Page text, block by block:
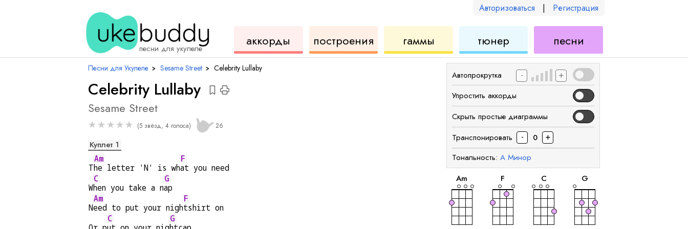
Авторизоваться | Регистрация
песни для укулеле
аккорды
для
укулеле
инструмент
для
построения
аккордов
гаммы
для
тюнер песни
для
Песни для Укулеле › Sesame Street › Celebrity Lullaby
Celebrity Lullaby
Sesame Street
★★★★★ (5 звёзд, 4 голоса) 26
Куплет 1
T
Am
he letter 'N' is wh
F
at you need
W
C
hen you take a n
G
ap
N
Am
eed to put your nigh
F
tshirt on
C
G
Автопрокрутка - +
Упростить аккорды
Скрыть простые диаграммы
Транспонировать
- 0 +
Тональность: A Минор
Am
аккорд
F
аккорд
C
аккорд
G
аккорд